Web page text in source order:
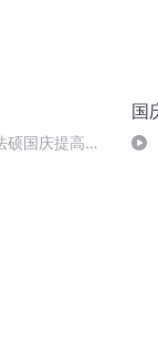
国庆提高班
国